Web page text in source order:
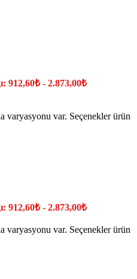
912,60₺ - 2.873,00₺
varyasyonu var. Seçenekler ürün
912,60₺ - 2.873,00₺
varyasyonu var. Seçenekler ürün